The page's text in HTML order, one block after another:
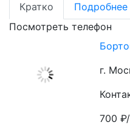
Кратко
Подробнее
Посмотреть телефон
г.
700